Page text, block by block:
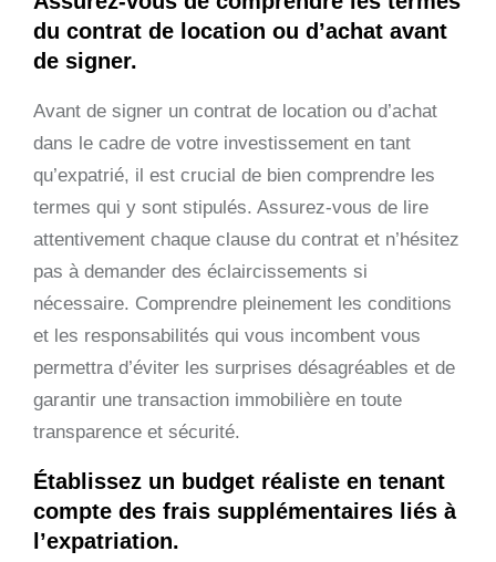
du contrat de location ou d’achat avant
de signer.
Avant de signer un contrat de location ou d’achat
dans le cadre de votre investissement en tant
qu’expatrié, il est crucial de bien comprendre les
termes qui y sont stipulés. Assurez-vous de lire
attentivement chaque clause du contrat et n’hésitez
pas à demander des éclaircissements si
nécessaire. Comprendre pleinement les conditions
et les responsabilités qui vous incombent vous
permettra d’éviter les surprises désagréables et de
garantir une transaction immobilière en toute
transparence et sécurité.
Établissez un budget réaliste en tenant
compte des frais supplémentaires liés à
l’expatriation.